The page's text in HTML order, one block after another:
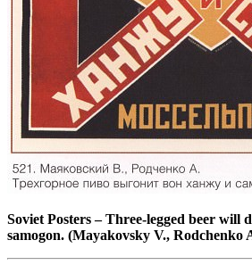
Soviet Posters–Three-legged beer will
samogon. (Mayakovsky V., Rodchenko